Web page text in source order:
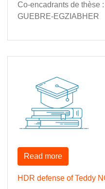
Co-encadrants de thèse
GUEBRE-EGZIABHER
HDR defense of Teddy
Read more